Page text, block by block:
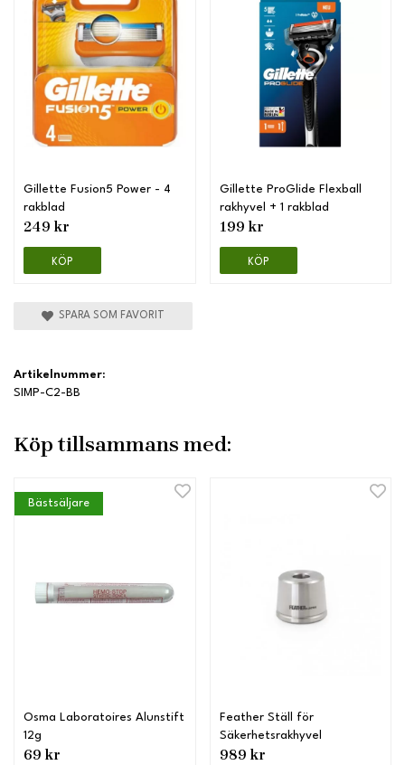
Gillette Fusion5 Power - 4
rakblad
249 kr
KÖP
Gillette ProGlide Flexball
rakhyvel + 1 rakblad
199 kr
KÖP
SPARA SOM FAVORIT
Artikelnummer:
SIMP-C2-BB
Köp tillsammans med:
Bästsäljare
Osma Laboratoires Alunstift
12g
69 kr
Feather Ställ för
Säkerhetsrakhyvel
989 kr